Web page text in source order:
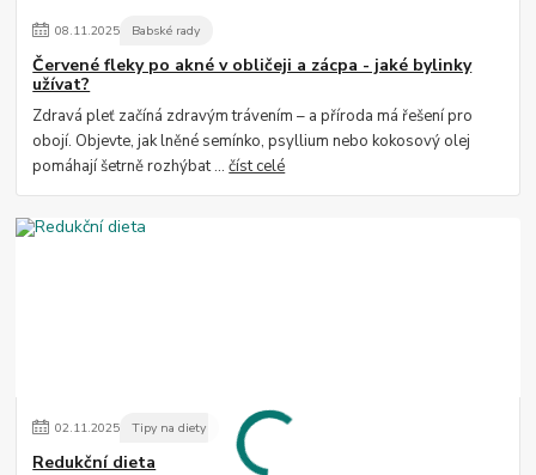
08.11.2025 Babské rady
Červené fleky po akné v obličeji a zácpa - jaké bylinky
užívat?
Zdravá pleť začíná zdravým trávením – a příroda má řešení pro
obojí. Objevte, jak lněné semínko, psyllium nebo kokosový olej
pomáhají šetrně rozhýbat ...číst celé
02.11.2025 Tipy na diety
Redukční dieta